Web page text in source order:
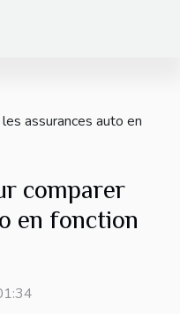
assurances auto en
comparer
en fonction